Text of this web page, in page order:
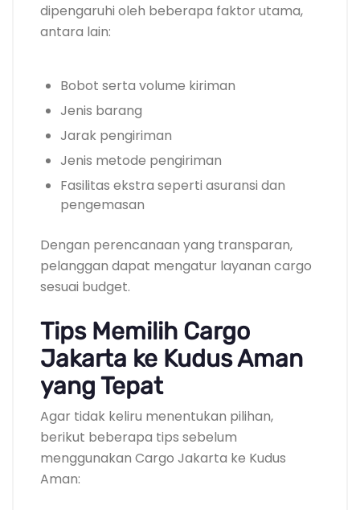
dipengaruhi oleh beberapa faktor utama,
antara lain:
Bobot serta volume kiriman
Jenis barang
Jarak pengiriman
Jenis metode pengiriman
Fasilitas ekstra seperti asuransi dan
pengemasan
Dengan perencanaan yang transparan,
pelanggan dapat mengatur layanan cargo
sesuai budget.
Tips Memilih Cargo
Jakarta ke Kudus Aman
yang Tepat
Agar tidak keliru menentukan pilihan,
berikut beberapa tips sebelum
menggunakan Cargo Jakarta ke Kudus
Aman: